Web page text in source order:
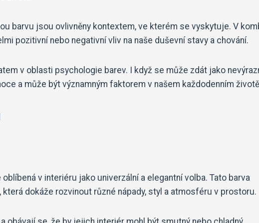
barvu jsou ovlivněny kontextem, ve kterém se vyskytuje. V
pozitivní nebo negativní vliv na naše duševní stavy a chování.
v oblasti psychologie barev. I když se může zdát jako
a může být významným faktorem v našem každodenním
v interiéru jako univerzální a elegantní volba. Tato barva
dokáže rozvinout různé nápady, styl a atmosféru v prostoru.